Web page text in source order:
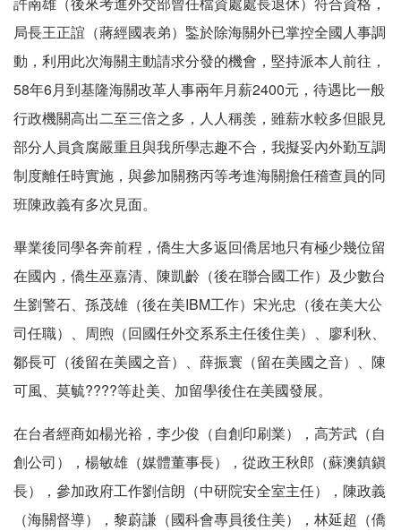
局長王正誼（蔣經國表弟）鍳於除海關外已掌控全國人事調
動，利用此次海關主動請求分發的機會，堅持派本人前往，
58年6月到基隆海關改革人事兩年月薪2400元，待遇比一般
行政機關高出二至三倍之多，人人稱羨，雖薪水較多但眼見
部分人員貪腐嚴重且與我所學志趣不合，我擬妥內外勤互調
制度離任時實施，與參加關務丙等考進海關擔任稽查員的同
班陳政義有多次見面。
畢業後同學各奔前程，僑生大多返回僑居地只有極少幾位留
在國內，僑生巫嘉清、陳凱齡（後在聯合國工作）及少數台
生劉警石、孫茂雄（後在美IBM工作）宋光忠（後在美大公
司任職）、周煦（回國任外交系系主任後住美）、廖利秋、
鄒長可（後留在美國之音）、薛振寰（留在美國之音）、陳
可風、莫毓????等赴美、加留學後住在美國發展。
在台者經商如楊光裕，李少俊（自創印刷業），高芳武（自
創公司），楊敏雄（媒體董事長），從政王秋郎（蘇澳鎮鎭
長），參加政府工作劉信朗（中研院安全室主任），陳政義
（海關督導），黎蔚謙（國科會專員後住美），林延超（僑